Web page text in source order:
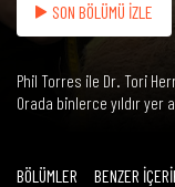
SON BÖLÜMÜ İZLE
Phil Torres ile Dr. Tori
Orada binlerce yıldır yer
BÖLÜMLER BENZER